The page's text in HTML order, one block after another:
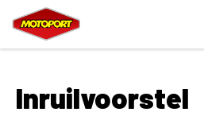
Inruilvoorstel